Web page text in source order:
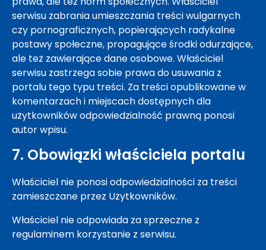
serwisu zabrania umieszczania treści wulgarnych
czy pornograficznych, popierających radykalne
postawy społeczne, propagujące środki odurzające,
ale też zawierające dane osobowe. Właściciel
serwisu zastrzega sobie prawa do usuwania z
portalu tego typu treści. Za treści opublikowane w
komentarzach i miejscach dostępnych dla
użytkowników odpowiedzialność prawną ponosi
autor wpisu.
7. Obowiązki właściciela portalu
Właściciel nie ponosi odpowiedzialności za treści
zamieszczane przez Użytkowników.
Właściciel nie odpowiada za sprzeczne z
regulaminem korzystanie z serwisu.